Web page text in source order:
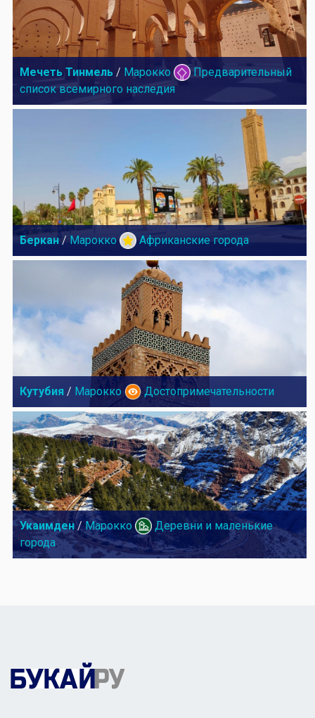
Мечеть Тинмель / Марокко
Предварительный
список всемирного наследия
Беркан / Марокко Африканские города
Кутубия / Марокко Достопримечательности
Укаимден/ Марокко
Деревни и маленькие
города